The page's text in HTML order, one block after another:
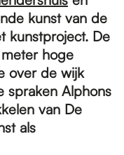
kunst van de
kunstproject. De
hoge
over de wijk
spraken Alphons
van De
als